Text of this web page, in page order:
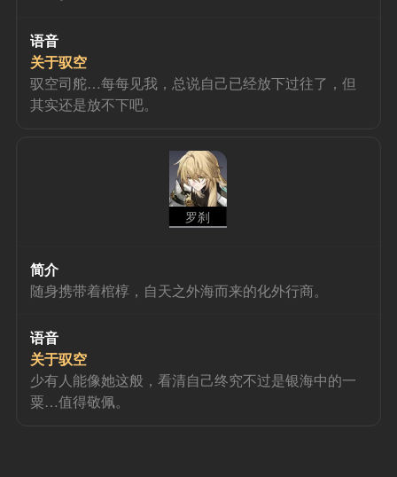
语音
关于驭空
驭空司舵…每每见我，总说自己已经放下过往了，但
其实还是放不下吧。
罗刹
简介
随身携带着棺椁，自天之外海而来的化外行商。
语音
关于驭空
少有人能像她这般，看清自己终究不过是银海中的一
粟…值得敬佩。